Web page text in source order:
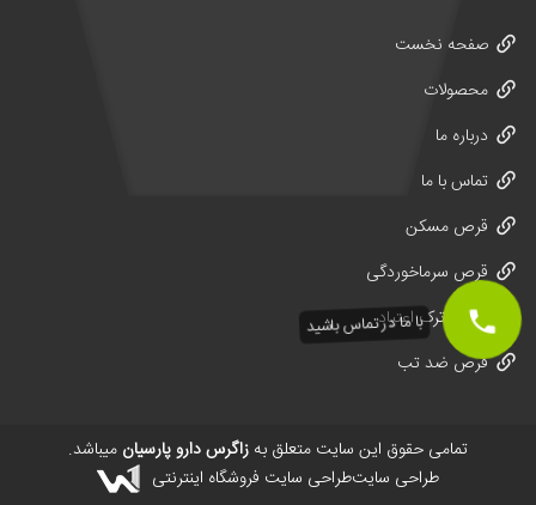
صفحه نخست
محصولات
درباره ما
تماس با ما
قرص مسکن
قرص سرماخوردگی
داروی ترک اعتیاد
قرص ضد تب
تمامی حقوق این سایت متعلق به زاگرس دارو پارسیان میباشد.
طراحی سایتطراحی سایت فروشگاه اینترنتی
با ما در تماس باشید